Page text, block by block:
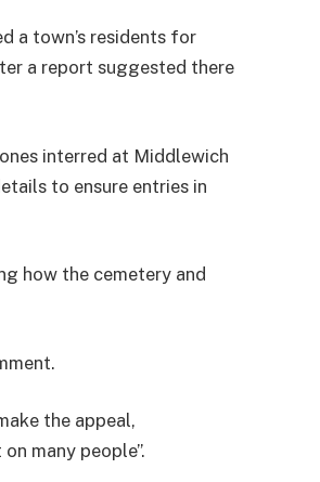
a town’s residents for
a report suggested there
interred at Middlewich
to ensure entries in
how the cemetery and
the appeal,
many people”.